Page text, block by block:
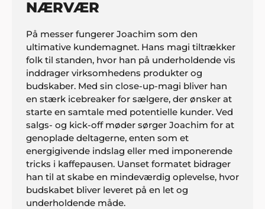
NÆRVÆR
På messer fungerer Joachim som den
ultimative kundemagnet. Hans magi tiltrækker
folk til standen, hvor han på underholdende vis
inddrager virksomhedens produkter og
budskaber. Med sin close-up-magi bliver han
en stærk icebreaker for sælgere, der ønsker at
starte en samtale med potentielle kunder. Ved
salgs- og kick-off møder sørger Joachim for at
genoplade deltagerne, enten som et
energigivende indslag eller med imponerende
tricks i kaffepausen. Uanset formatet bidrager
han til at skabe en mindeværdig oplevelse, hvor
budskabet bliver leveret på en let og
underholdende måde.